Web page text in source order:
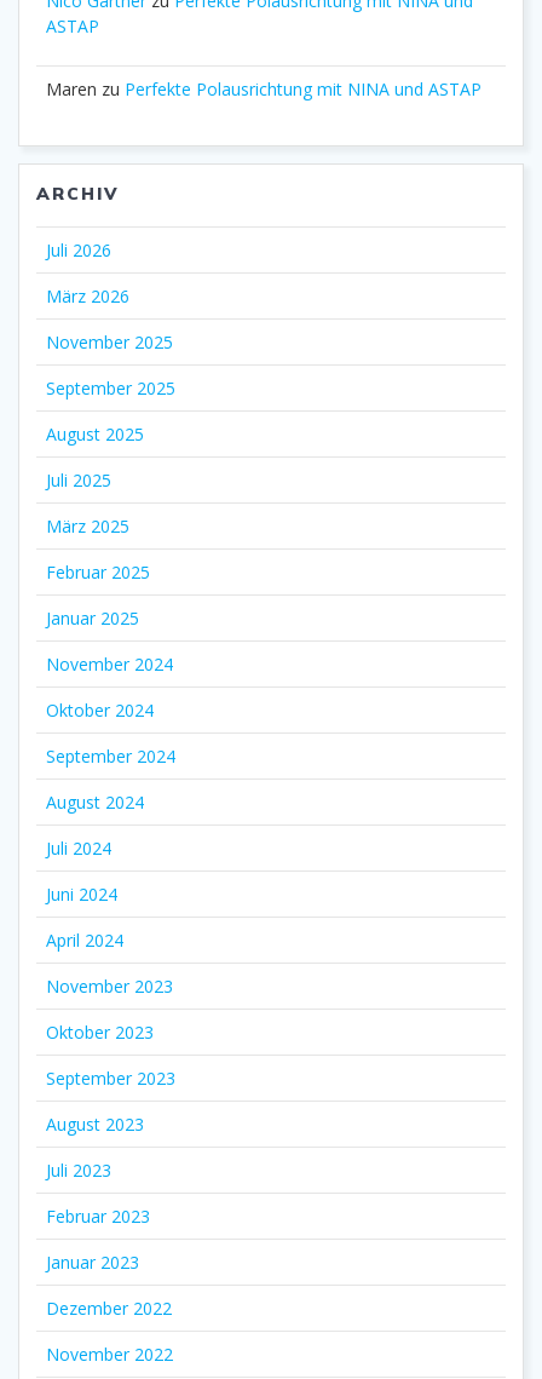
ASTAP
Maren zu Perfekte Polausrichtung mit NINA und ASTAP
ARCHIV
Juli 2026
März 2026
November 2025
September 2025
August 2025
Juli 2025
März 2025
Februar 2025
Januar 2025
November 2024
Oktober 2024
September 2024
August 2024
Juli 2024
Juni 2024
April 2024
November 2023
Oktober 2023
September 2023
August 2023
Juli 2023
Februar 2023
Januar 2023
Dezember 2022
November 2022